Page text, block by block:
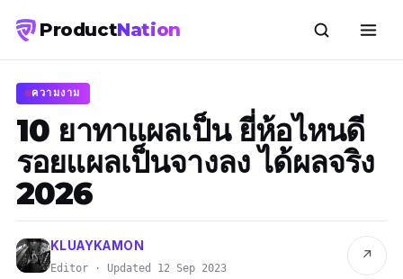
ProductNation
ความงาม
10 ยาทาแผลเป็น ยี่ห้อไหนดี
รอยแผลเป็นจางลง ได้ผลจริง
2026
KLUAYKAMON
Editor · Updated 12 Sep 2023
↗